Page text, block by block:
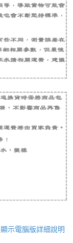
顯示電腦版詳細說明